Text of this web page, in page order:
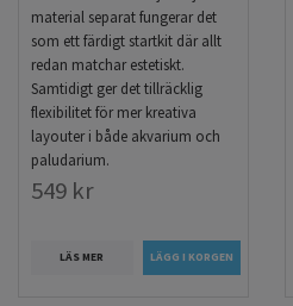
material separat fungerar det
som ett färdigt startkit där allt
redan matchar estetiskt.
Samtidigt ger det tillräcklig
flexibilitet för mer kreativa
layouter i både akvarium och
paludarium.
549 kr
LÄS MER